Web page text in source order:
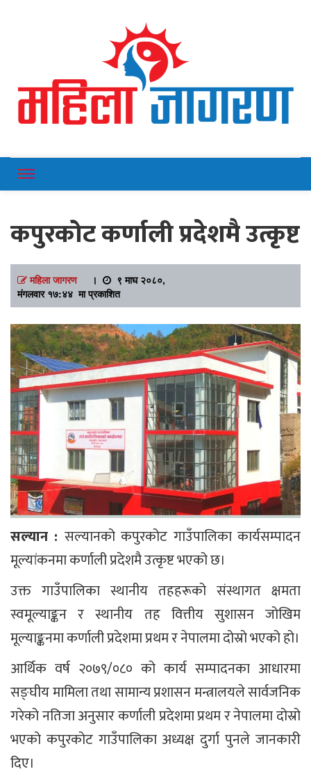
Mahilajagaran
कपुरकोट कर्णाली प्रदेशमै उत्कृष्ट
महिला जागरण।
९ माघ २०८०,
मंगलवार १७:४४ मा प्रकाशित
सल्यान : सल्यानको कपुरकोट गाउँपालिका कार्यसम्पादन
मूल्यांकनमा कर्णाली प्रदेशमै उत्कृष्ट भएको छ।
उक्त गाउँपालिका स्थानीय तहहरूको संस्थागत क्षमता
स्वमूल्याङ्कन र स्थानीय तह वित्तीय सुशासन जोखिम
मूल्याङ्कनमा कर्णाली प्रदेशमा प्रथम र नेपालमा दोस्रो भएको हो।
आर्थिक वर्ष २०७९/०८० को कार्य सम्पादनका आधारमा
सङ्घीय मामिला तथा सामान्य प्रशासन मन्त्रालयले सार्वजनिक
गरेको नतिजा अनुसार कर्णाली प्रदेशमा प्रथम र नेपालमा दोस्रो
भएको कपुरकोट गाउँपालिका अध्यक्ष दुर्गा पुनले जानकारी
दिए।